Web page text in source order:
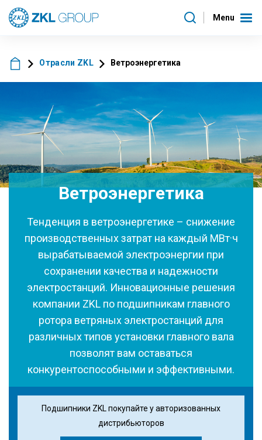
Menu
Отрасли ZKL Ветроэнергетика
Ветроэнергетика
Тенденция в ветроэнергетике – снижение
производственных затрат на каждый МВт·ч
вырабатываемой электроэнергии при
сохранении качества и надежности
электростанций. Инновационные решения
компании ZKL по подшипникам главного
ротора ветряных электростанций для
различных типов установки главного вала
позволят вам оставаться
конкурентоспособными и эффективными.
Подшипники ZKL покупайте у авторизованных
дистрибьюторов